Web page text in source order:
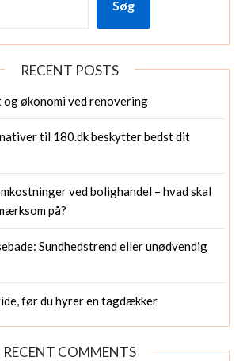
Søg
RECENT POSTS
og økonomi ved renovering
til 180.dk beskytter bedst dit
ved bolighandel – hvad skal
på?
Sundhedstrend eller unødvendig
før du hyrer en tagdækker
RECENT COMMENTS